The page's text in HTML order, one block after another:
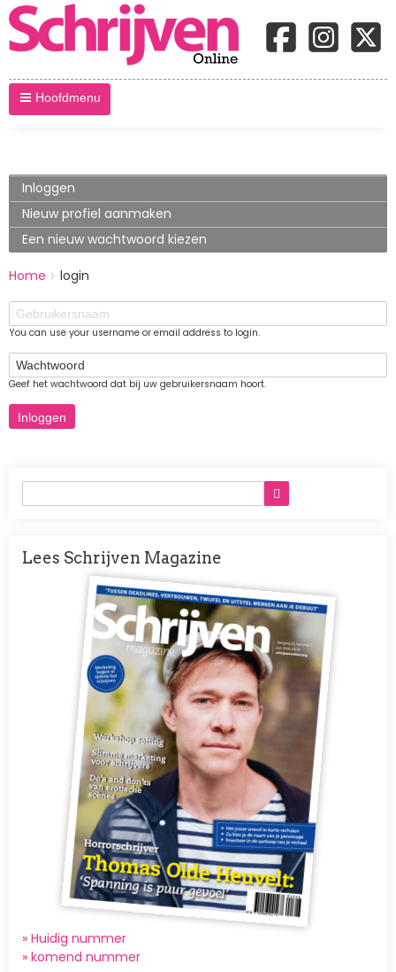
Hoofdmenu
Primary
tabs
Inloggen
tabblad)
Nieuw profiel aanmaken
Een nieuw wachtwoord kiezen
BREADCRUMBS
You
here:
Home
login
Gebruikersnaam
You can use your username or email address to login.
Wachtwoord
Geef het wachtwoord dat bij uw gebruikersnaam hoort.
Lees Schrijven Magazine
Afbeelding
» Huidig nummer
» komend nummer